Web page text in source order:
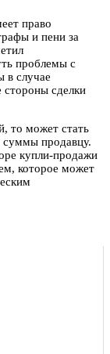
право
и пени за
проблемы с
в случае
стороны сделки
то может стать
суммы продавцу.
купли-продажи
которое может